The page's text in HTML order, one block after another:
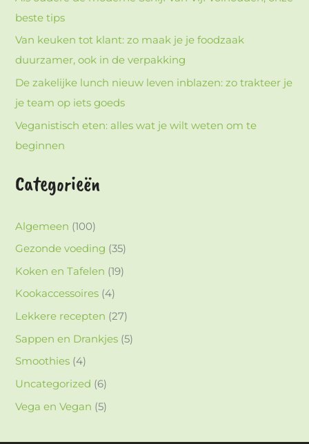
beste tips
Van keuken tot klant: zo maak je je foodzaak
duurzamer, ook in de verpakking
De zakelijke lunch nieuw leven inblazen: zo trakteer je
je team op iets goeds
Veganistisch eten: alles wat je wilt weten om te
beginnen
Categorieën
Algemeen (100)
Gezonde voeding (35)
Koken en Tafelen (19)
Kookaccessoires (4)
Lekkere recepten (27)
Sappen en Drankjes (5)
Smoothies (4)
Uncategorized (6)
Vega en Vegan (5)